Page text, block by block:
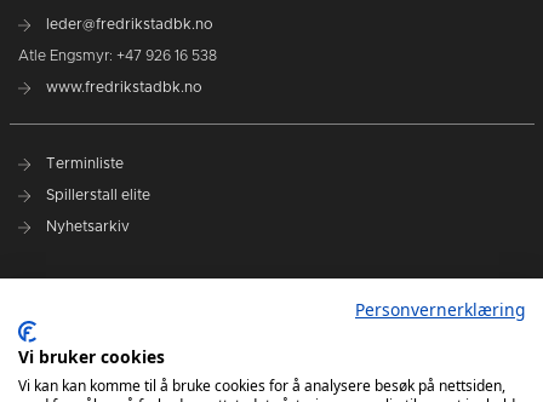
leder@fredrikstadbk.no
Atle Engsmyr: +47 926 16 538
www.fredrikstadbk.no
Terminliste
Spillerstall elite
Nyhetsarkiv
Instagram Elite
Instagram Rekrutt
Personvernerklæring
Vi bruker cookies
Vi kan kan komme til å bruke cookies for å analysere besøk på nettsiden,